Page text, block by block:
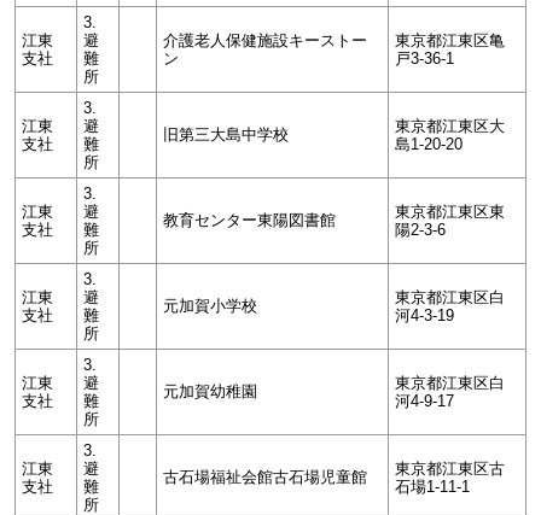
江東
支社
3.
避
難
所
介護老人保健施設キーストー
ン
東京都江東区亀
戸3-36-1
江東
支社
3.
避
難
所
旧第三大島中学校
東京都江東区大
島1-20-20
江東
支社
3.
避
難
所
教育センター東陽図書館
東京都江東区東
陽2-3-6
江東
支社
3.
避
難
所
元加賀小学校
東京都江東区白
河4-3-19
江東
支社
3.
避
難
所
元加賀幼稚園
東京都江東区白
河4-9-17
江東
支社
3.
避
難
所
古石場福祉会館古石場児童館
東京都江東区古
石場1-11-1